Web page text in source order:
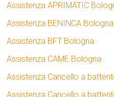
Assistenza APRIMATIC
Assistenza BENINCA Bologna
Assistenza BFT Bologna
Assistenza CAME Bologna
Assistenza Cancello a
Assistenza Cancello a